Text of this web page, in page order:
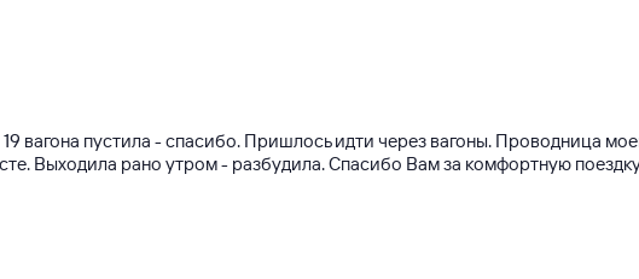
вагона пустила - спасибо. Пришлось идти через вагоны. Проводница
Выходила рано утром - разбудила. Спасибо Вам за комфортную